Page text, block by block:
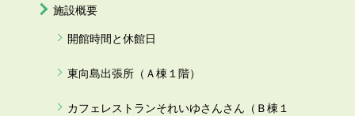
施設概要
開館時間と休館日
東向島出張所（Ａ棟１階）
カフェレストランそれいゆさんさん（Ｂ棟１